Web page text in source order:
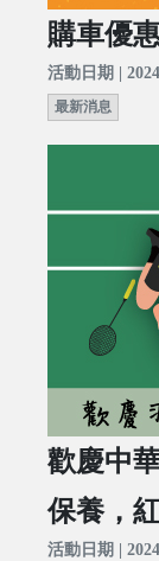
購車優
活動日期 |
最新消息
歡慶中
保養，
活動日期 |